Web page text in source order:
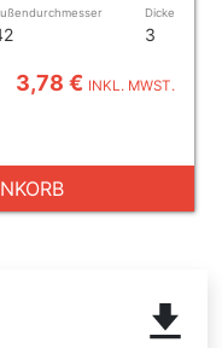
Dicke
3
3,78 € INKL. MWST.